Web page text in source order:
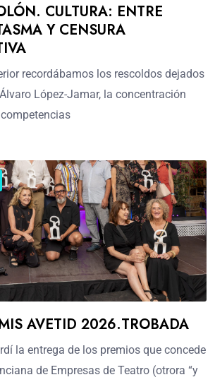
CULTURA: ENTRE
Y CENSURA
recordábamos los rescoldos dejados
López-Jamar, la concentración
AVETID 2026.TROBADA
la entrega de los premios que concede
de Empresas de Teatro (otrora “y